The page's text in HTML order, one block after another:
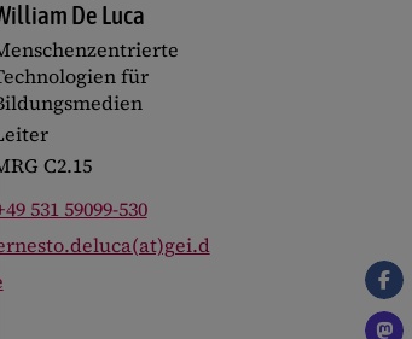
De Luca
für
C2.15
531 59099-530